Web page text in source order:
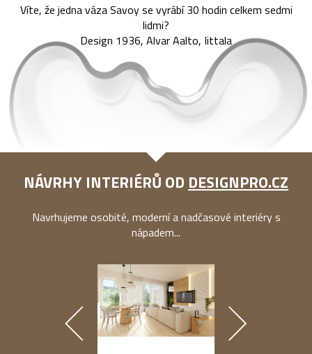
Víte, že jedna váza Savoy se vyrábí 30 hodin celkem sedmi
lidmi?
Design 1936, Alvar Aalto, Iittala
NÁVRHY INTERIÉRŮ OD DESIGNPRO.CZ
Navrhujeme osobité, moderní a nadčasové interiéry s
nápadem...